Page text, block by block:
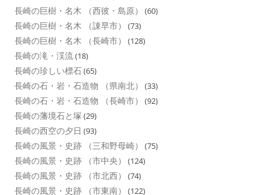
長崎の巨樹・名木 （西彼・島原） (60)
長崎の巨樹・名木 （諌早市） (73)
長崎の巨樹・名木 （長崎市） (128)
長崎の滝・渓流(18)
長崎の珍しい標石(65)
長崎の石・岩・石造物 （県南北） (33)
長崎の石・岩・石造物 （長崎市） (92)
長崎の藩境石と塚 (29)
長崎の西空の夕日 (93)
長崎の風景・史跡 （三和野母崎） (75)
長崎の風景・史跡 （市中央） (124)
長崎の風景・史跡 （市北西） (74)
長崎の風景・史跡 （市東南） (122)